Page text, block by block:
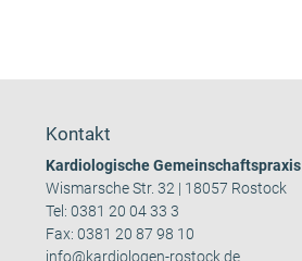
Kontakt
Kardiologische Gemeinschaftspraxis
Wismarsche Str. 32 | 18057 Rostock
Tel:0381 20 04 33 3
Fax: 0381 20 87 98 10
info@kardiologen-rostock.de